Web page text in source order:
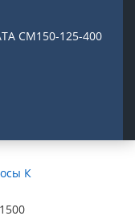
СМ150-125-400
К